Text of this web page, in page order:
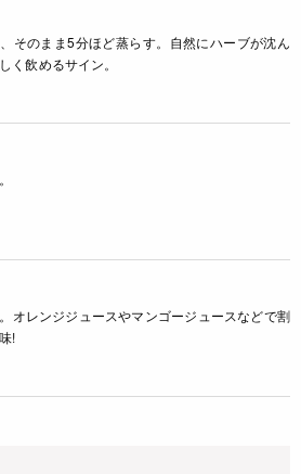
そのまま5分ほど蒸らす。自然にハーブが沈ん
く飲めるサイン。
オレンジジュースやマンゴージュースなどで割
!